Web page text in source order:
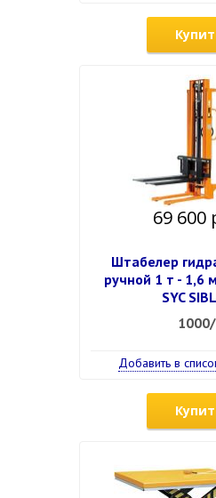
69 600
Штабелер
ручной 1 т - 1,6
SYC
Добавить в